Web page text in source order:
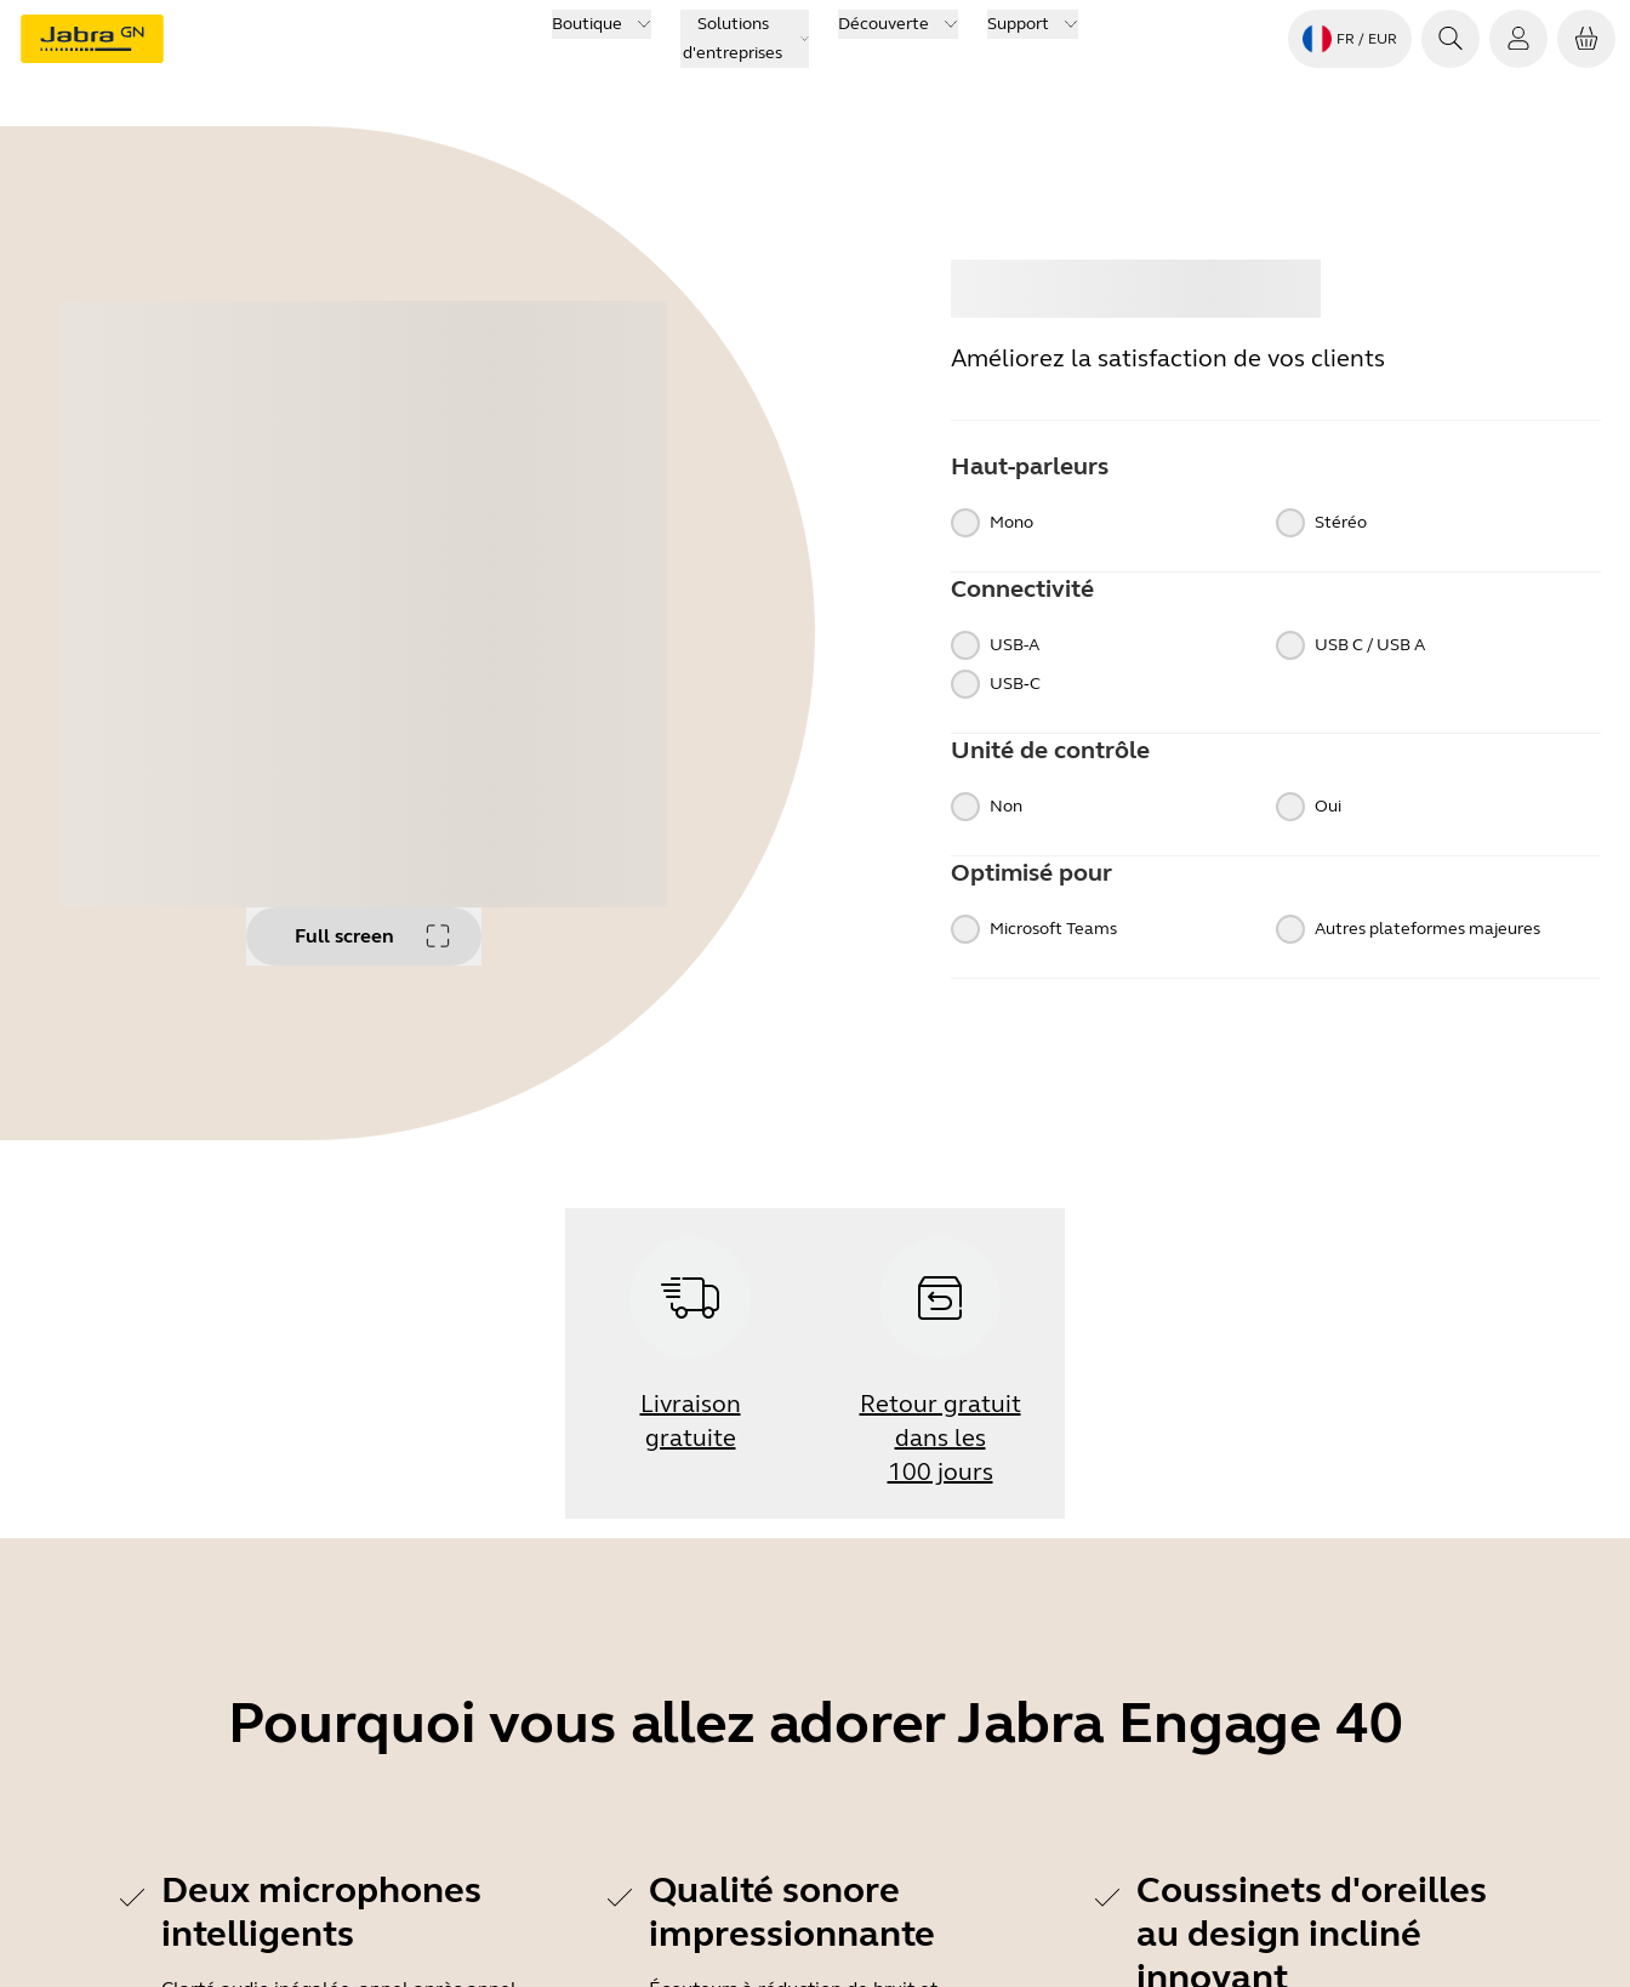
Boutique
Solutions
d'entreprises
Découverte Support
FR / EUR
Full screen
Améliorez la satisfaction de vos clients
Haut-parleurs
Mono Stéréo
Connectivité
USB-A
USB C / USB A
USB‑C
Unité de contrôle
Non Oui
Optimisé pour
Microsoft Teams Autres plateformes majeures
Livraison
gratuite
Retour gratuit
dans les
100 jours
Pourquoi vous allez adorer Jabra Engage 40
Deux microphones
intelligents
Qualité sonore
impressionnante
Coussinets d'oreilles
au design incliné
innovant